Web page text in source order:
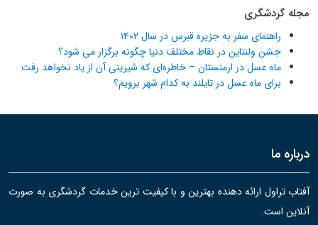
مجله گردشگری
راهنمای سفر به جزیره قبرس در سال ۱۴۰۲
جشن ولنتاین در نقاط مختلف دنیا چگونه برگزار می شود؟
ماه عسل در ارمنستان – خاطره‌ای که شیرینی آن از یاد نخواهد رفت
برای ماه عسل در تایلند به کدام شهر برویم؟
درباره ما
آفتاب تراول ارائه دهنده بهترین و با کیفیت ترین خدمات گردشگری به صورت
آنلاین است.